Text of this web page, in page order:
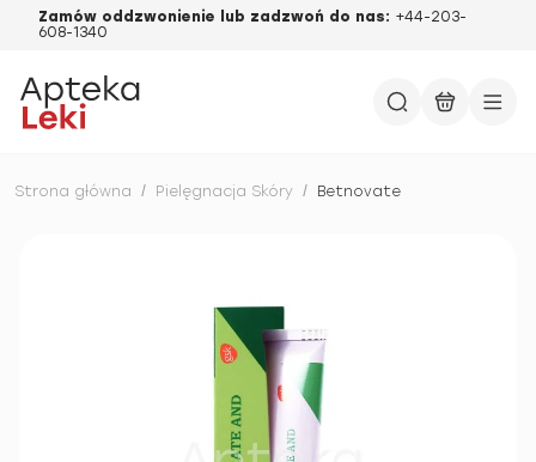
Zamów oddzwonienie lub zadzwoń do nas: +44-203-
608-1340
Strona główna / Pielęgnacja Skóry / Betnovate